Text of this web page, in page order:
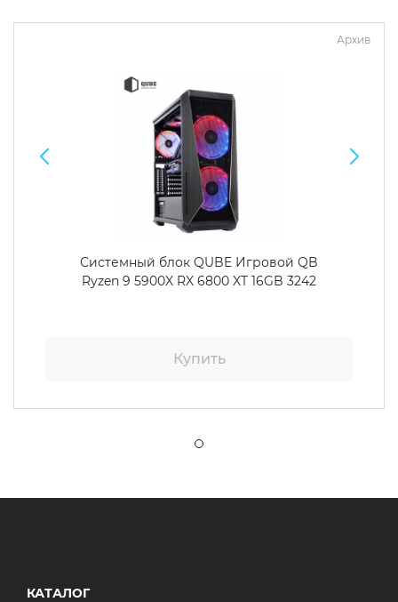
Архив
Системный блок QUBE Игровой QB
Ryzen 9 5900X RX 6800 XT 16GB 3242
Купить
КАТАЛОГ